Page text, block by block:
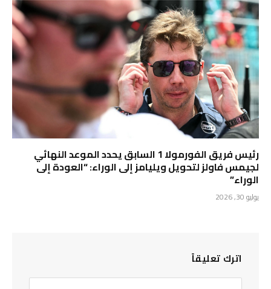
رئيس فريق الفورمولا 1 السابق يحدد الموعد النهائي
لجيمس فاولز لتحويل ويليامز إلى الوراء: “العودة إلى
الوراء”
يوليو 30, 2026
اترك تعليقاً